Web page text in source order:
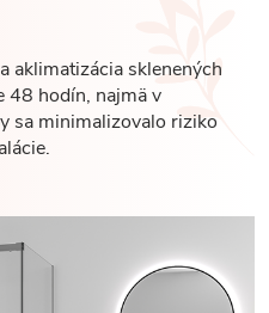
aklimatizácia sklenených
48 hodín, najmä v
sa minimalizovalo riziko